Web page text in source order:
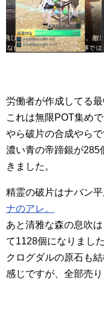
労働者が作成してる
これは無限POT集め
やら破片の合成やらで
濃い青の帝蹄銀が285
きました。
精霊の破片はナバン
ナのアレ。
あと清雅な森の息吹
て1128個になりました
クログダルの原石も
感じですが、全部売り